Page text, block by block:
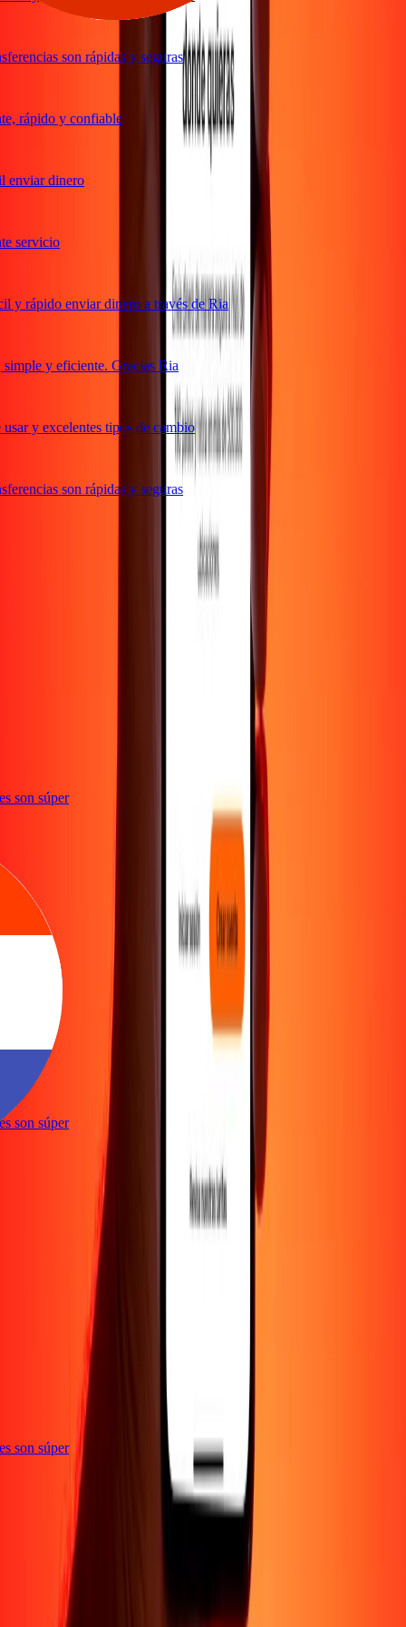
son rápidas y seguras
rápido y confiable
dinero
servicio
rápido enviar dinero a través de Ria
y eficiente. Gracias Ria
y excelentes tipos de cambio
son rápidas y seguras
son súper
son súper
son súper
Blog Corporativo